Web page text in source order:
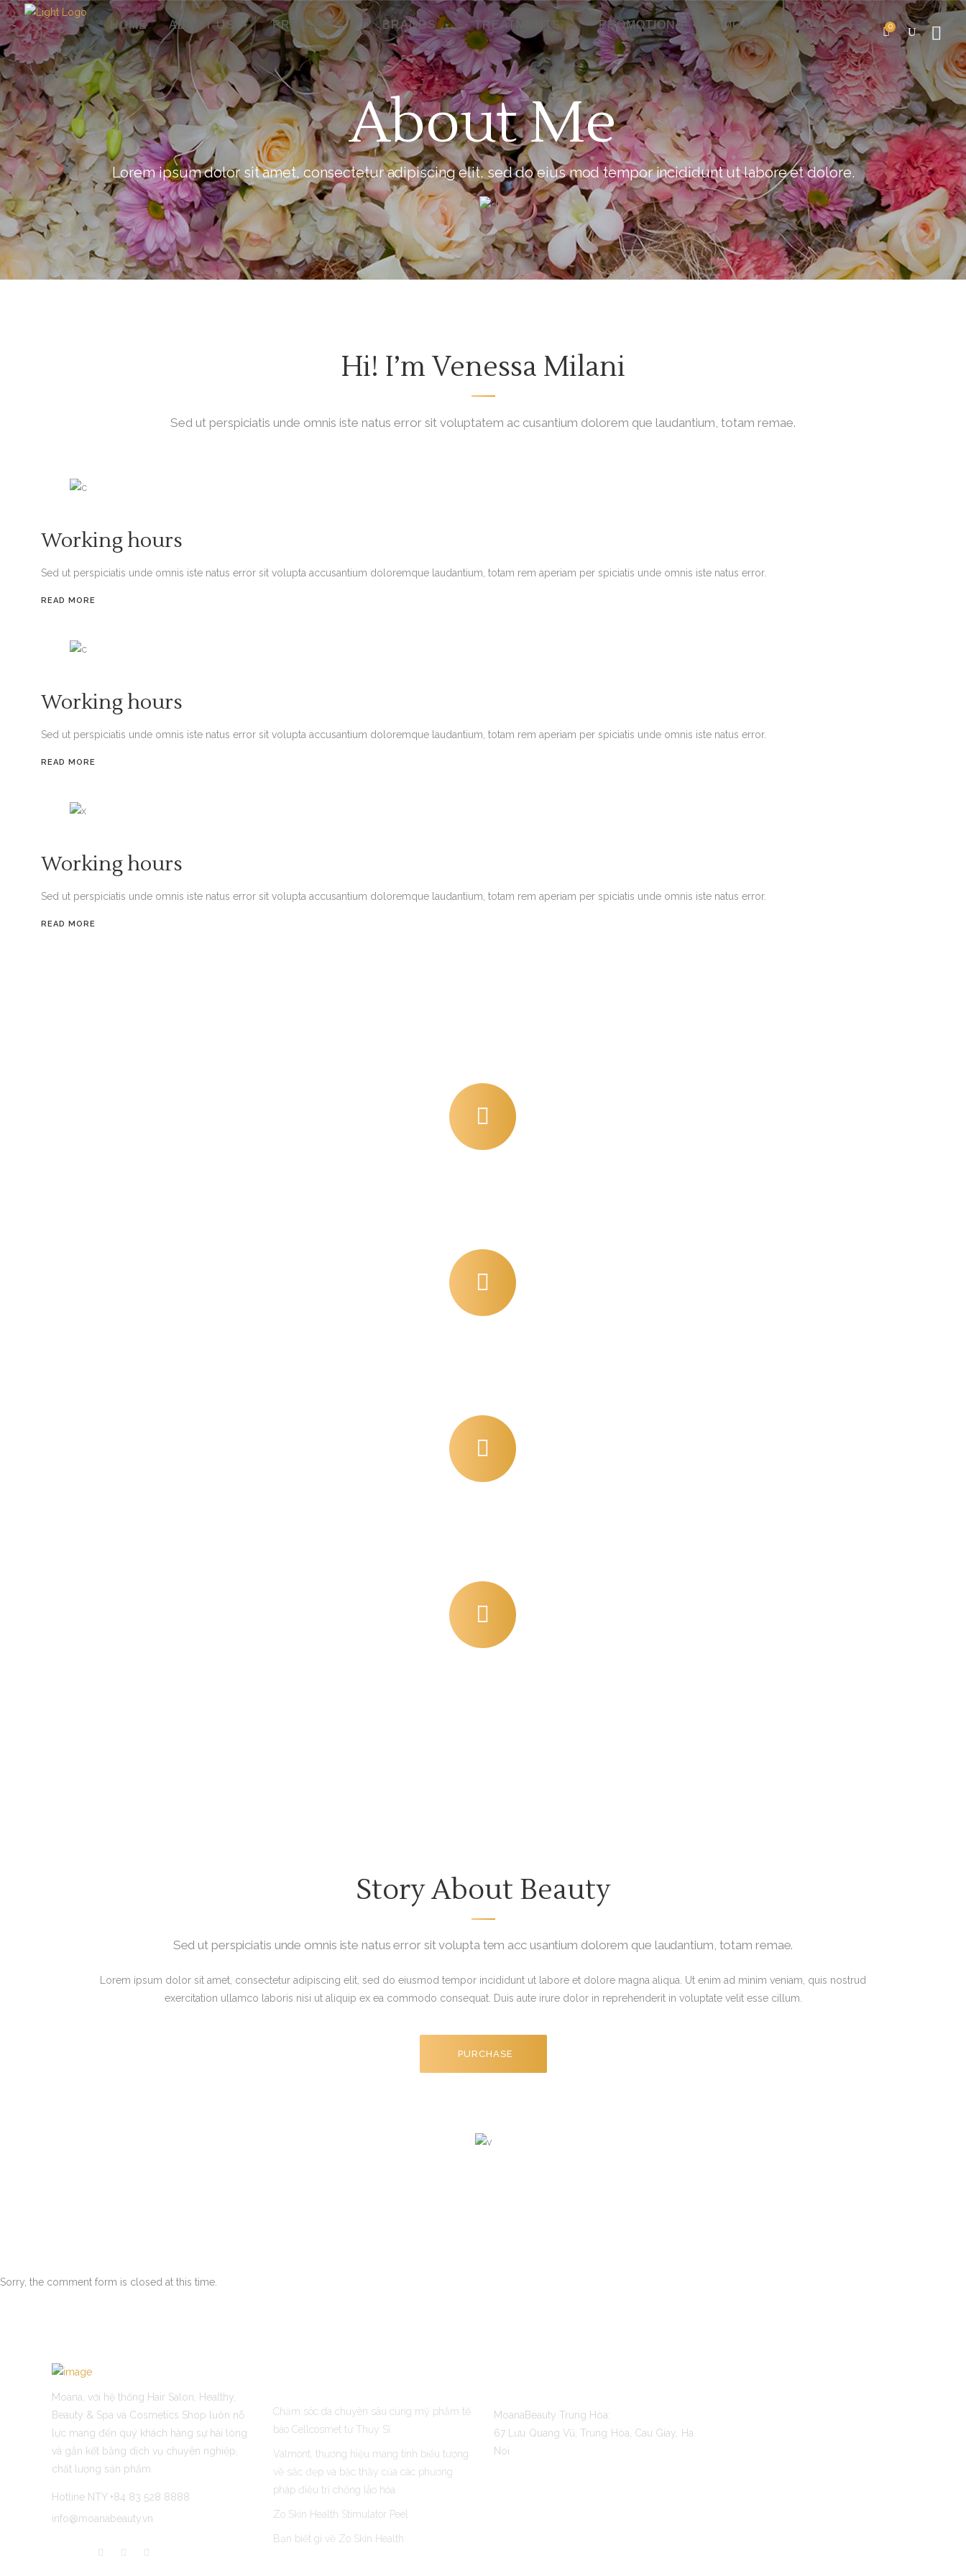
HOME ABOUT US PRODUCTS BRANDS TREATMENTS PROMOTIONS MOANA ACADEMY 0
About Me
Lorem ipsum dolor sit amet, consectetur adipiscing elit, sed do eius mod tempor incididunt ut labore et dolore.
Hi! I’m Venessa Milani
Sed ut perspiciatis unde omnis iste natus error sit voluptatem ac cusantium dolorem que laudantium, totam remae.
Working hours
Sed ut perspiciatis unde omnis iste natus error sit volupta accusantium doloremque laudantium, totam rem aperiam per spiciatis unde omnis iste natus error.
READ MORE
Working hours
Sed ut perspiciatis unde omnis iste natus error sit volupta accusantium doloremque laudantium, totam rem aperiam per spiciatis unde omnis iste natus error.
READ MORE
Working hours
Sed ut perspiciatis unde omnis iste natus error sit volupta accusantium doloremque laudantium, totam rem aperiam per spiciatis unde omnis iste natus error.
READ MORE
Story About Beauty
Sed ut perspiciatis unde omnis iste natus error sit volupta tem acc usantium dolorem que laudantium, totam remae.
Lorem ipsum dolor sit amet, consectetur adipiscing elit, sed do eiusmod tempor incididunt ut labore et dolore magna aliqua. Ut enim ad minim veniam, quis nostrud
exercitation ullamco laboris nisi ut aliquip ex ea commodo consequat. Duis aute irure dolor in reprehenderit in voluptate velit esse cillum.
PURCHASE
Sorry, the comment form is closed at this time.
Moana, với hệ thống Hair Salon, Healthy,
Beauty & Spa và Cosmetics Shop luôn nỗ
lực mang đến quý khách hàng sự hài lòng
và gắn kết bằng dịch vụ chuyên nghiệp,
chất lượng sản phẩm.
Hotline NTY +84 83 528 8888
info@moanabeauty.vn
Chăm sóc da chuyên sâu cùng mỹ phẩm tế
bào Cellcosmet từ Thụy Sĩ
Valmont, thương hiệu mang tính biểu tượng
về sắc đẹp và bậc thầy của các phương
pháp điều trị chống lão hóa
Zo Skin Health Stimulator Peel
Bạn biết gì về Zo Skin Health
MoanaBeauty Trung Hòa:
67 Lưu Quang Vũ, Trung Hòa, Cau Giay, Ha
Noi